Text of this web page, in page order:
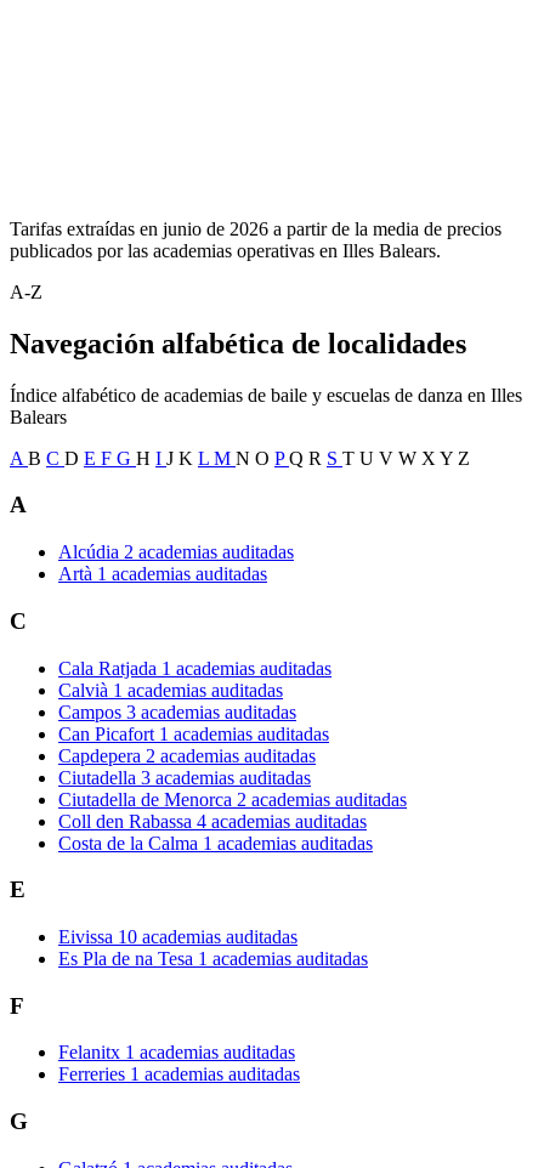
Tarifas extraídas en junio de 2026 a partir de la media de precios
publicados por las academias operativas en Illes Balears.
A-Z
Navegación alfabética de localidades
Índice alfabético de academias de baile y escuelas de danza en Illes
Balears
A B C D E F G H I J K L M N O PQ R S T U V W X Y Z
A
Alcúdia 2 academias auditadas
Artà 1 academias auditadas
C
Cala Ratjada 1 academias auditadas
Calvià 1 academias auditadas
Campos 3 academias auditadas
Can Picafort 1 academias auditadas
Capdepera 2 academias auditadas
Ciutadella 3 academias auditadas
Ciutadella de Menorca 2 academias auditadas
Coll den Rabassa 4 academias auditadas
Costa de la Calma 1 academias auditadas
E
Eivissa 10 academias auditadas
Es Pla de na Tesa 1 academias auditadas
F
Felanitx 1 academias auditadas
Ferreries 1 academias auditadas
G